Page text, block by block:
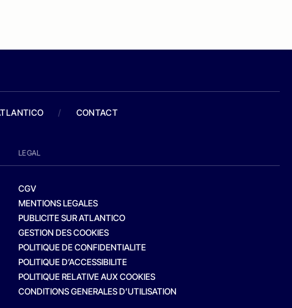
/ CONTACT
LEGAL
CGV
MENTIONS LEGALES
PUBLICITE SUR ATLANTICO
GESTION DES COOKIES
POLITIQUE DE CONFIDENTIALITE
POLITIQUE D’ACCESSIBILITE
POLITIQUE RELATIVE AUX COOKIES
CONDITIONS GENERALES D’UTILISATION